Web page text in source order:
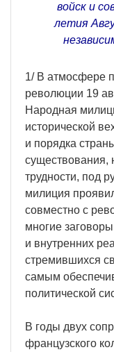
войск и
летия
1/ В атмосфере
революции 19
Народная
исторической
и порядка
существования,
трудности, под
милиция
совместно с
многие
и внутренних
стремившихся
самым
политической
В годы двух
французского